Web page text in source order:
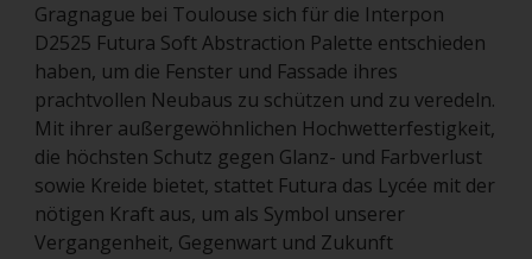
Gragnague bei Toulouse sich für die Interpon
D2525 Futura Soft Abstraction Palette entschieden
haben, um die Fenster und Fassade ihres
prachtvollen Neubaus zu schützen und zu veredeln.
Mit ihrer außergewöhnlichen Hochwetterfestigkeit,
die höchsten Schutz gegen Glanz- und Farbverlust
sowie Kreide bietet, stattet Futura das Lycée mit der
nötigen Kraft aus, um als Symbol unserer
Vergangenheit, Gegenwart und Zukunft